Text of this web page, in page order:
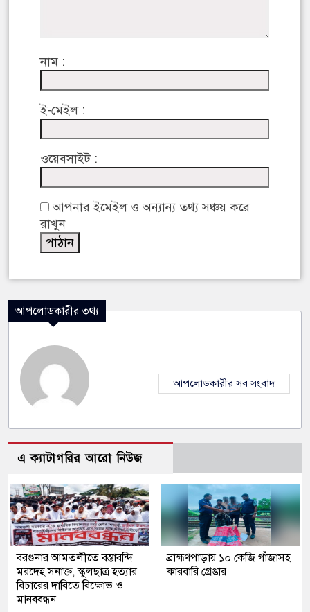
নাম :
ই-মেইল :
ওয়েবসাইট :
আপনার ইমেইল ও অন্যান্য তথ্য সঞ্চয় করে
রাখুন
আপলোডকারীর তথ্য
আপলোডকারীর সব সংবাদ
এ ক্যাটাগরির আরো নিউজ
বরগুনার আমতলীতে বস্তাবন্দি
মরদেহ সনাক্ত, স্কুলছাত্র হত্যার
বিচারের দাবিতে বিক্ষোভ ও
মানববন্ধন
​ব্রাহ্মণপাড়ায় ১০ কেজি গাঁজাসহ
কারবারি গ্রেপ্তার